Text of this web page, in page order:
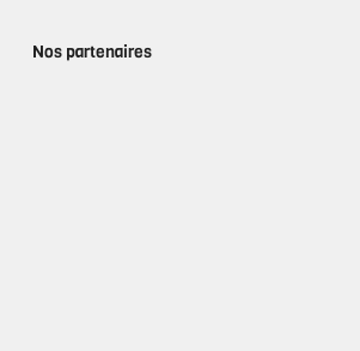
Nos partenaires